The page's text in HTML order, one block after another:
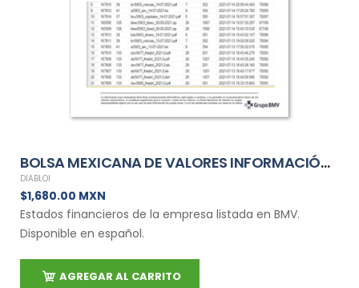
BOLSA MEXICANA DE VALORES INFORMACIÓN FINANCIERA TRIMESTRAL DE DIABLOI
DIABLOI
$1,680.00 MXN
Estados financieros de la empresa listada en BMV.
Disponible en español.
AGREGAR AL CARRITO